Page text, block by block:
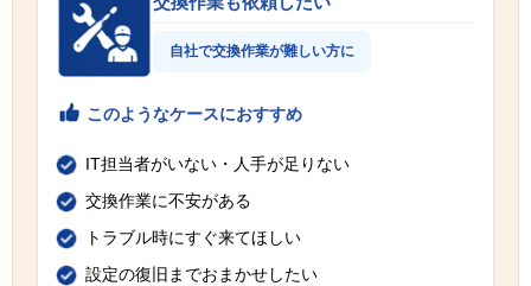
自社で交換作業が難しい方に
このようなケースにおすすめ
IT担当者がいない・人手が足りない
交換作業に不安がある
トラブル時にすぐ来てほしい
設定の復旧までおまかせしたい